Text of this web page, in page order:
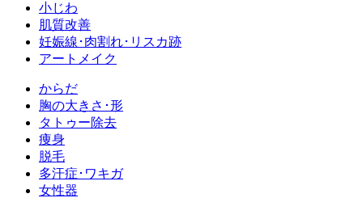
小じわ
肌質改善
妊娠線･肉割れ･リスカ跡
アートメイク
からだ
胸の大きさ･形
タトゥー除去
痩身
脱毛
多汗症･ワキガ
女性器